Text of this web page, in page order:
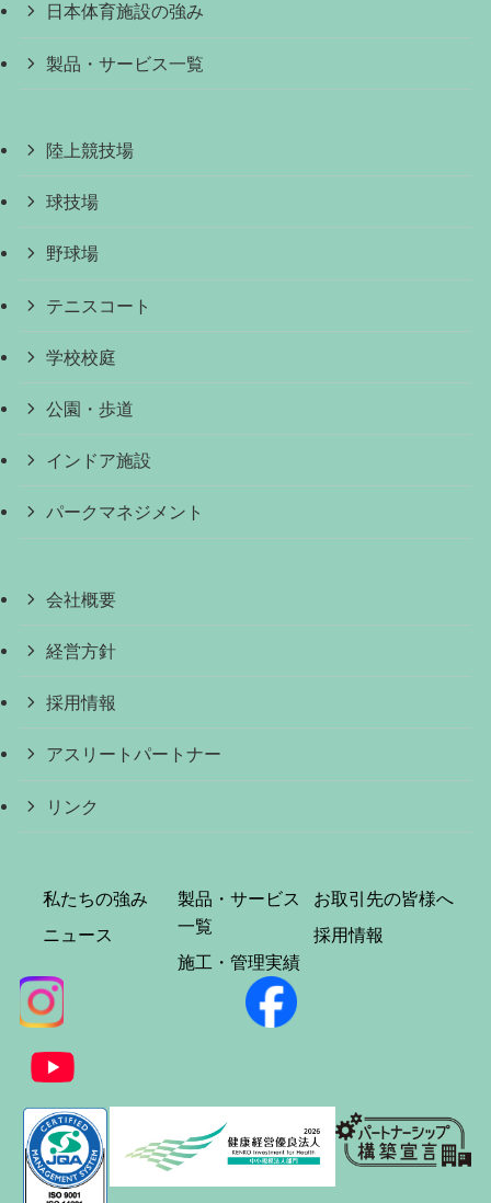
日本体育施設の強み
製品・サービス一覧
陸上競技場
球技場
野球場
テニスコート
学校校庭
公園・歩道
インドア施設
パークマネジメント
会社概要
経営方針
採用情報
アスリートパートナー
リンク
私たちの強み
ニュース
製品・サービス
一覧
施工・管理実績
お取引先の皆様へ
採用情報